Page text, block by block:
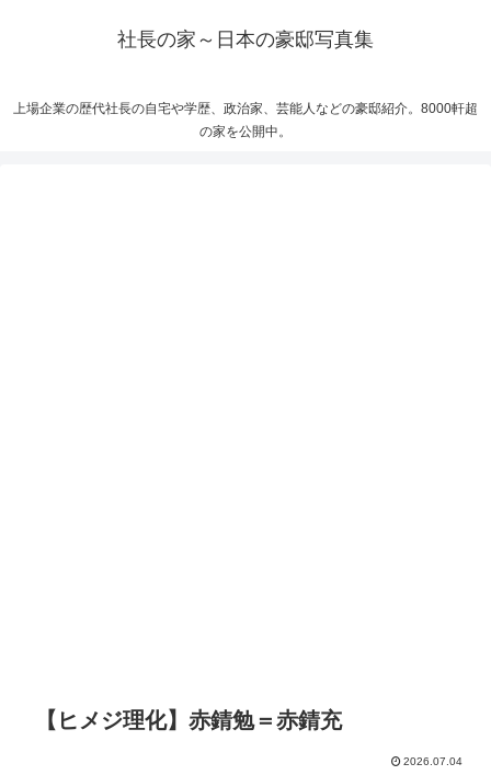
社長の家～日本の豪邸写真集
上場企業の歴代社長の自宅や学歴、政治家、芸能人などの豪邸紹介。8000軒超
の家を公開中。
【ヒメジ理化】赤錆勉＝赤錆充
2026.07.04